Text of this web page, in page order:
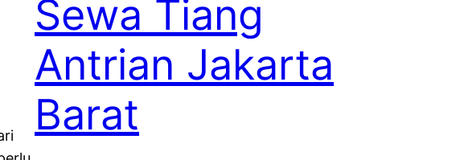
Sewa Tiang
Antrian Jakarta
Barat